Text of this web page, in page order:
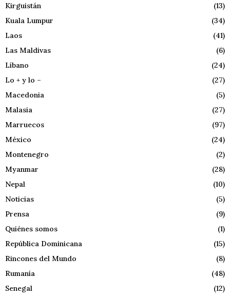
Kirguistán
(13)
Kuala Lumpur
(34)
Laos
(41)
Las Maldivas
(6)
Líbano
(24)
Lo + y lo –
(27)
Macedonia
(5)
Malasia
(27)
Marruecos
(97)
México
(24)
Montenegro
(2)
Myanmar
(28)
Nepal
(10)
Noticias
(5)
Prensa
(9)
Quiénes somos
(1)
República Dominicana
(15)
Rincones del Mundo
(8)
Rumanía
(48)
Senegal
(12)